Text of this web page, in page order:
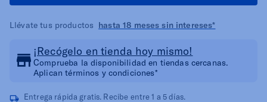
Llévate tus productos hasta 18 meses sin intereses*
¡Recógelo en tienda hoy mismo!
Comprueba la disponibilidad en tiendas cercanas.
Aplican términos y condiciones*
Entrega rápida gratis. Recibe entre 1 a 5 días.